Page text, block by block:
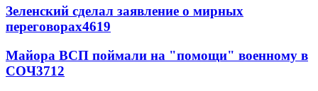
Зеленский сделал заявление о мирных
переговорах4619
Майора ВСП поймали на "помощи" военному в
СОЧ3712